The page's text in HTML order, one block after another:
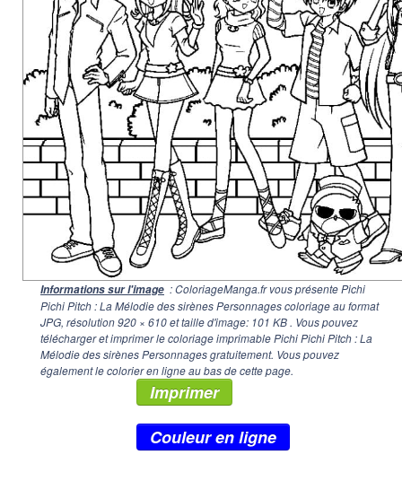
Informations sur l'image : ColoriageManga.fr vous présente Pichi
Pichi Pitch : La Mélodie des sirènes Personnages coloriage au format
JPG, résolution920 × 610et taille d'image: 101 KB . Vous pouvez
télécharger et imprimer le coloriage imprimable Pichi Pichi Pitch : La
Mélodie des sirènes Personnages gratuitement. Vous pouvez
également le colorier en ligne au bas de cette page.
Imprimer
Couleur en ligne